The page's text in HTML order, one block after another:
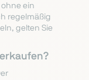
ohne ein
regelmäßig
gelten Sie